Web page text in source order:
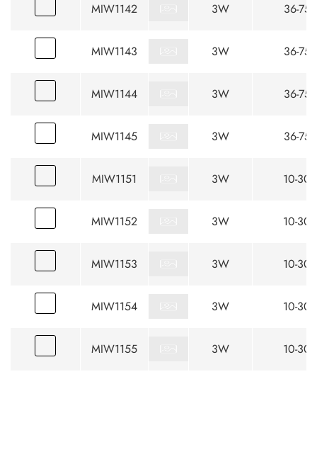
MIW1142 3W 36-75
MIW1143 3W 36-75
MIW1144 3W 36-75
MIW1145 3W 36-75
MIW1151 3W 10-30
MIW1152 3W 10-30
MIW1153 3W 10-30
MIW1154 3W 10-30
MIW1155 3W 10-30